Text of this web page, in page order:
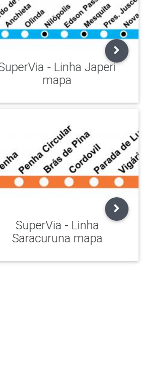
- Linha Japeri
mapa
SuperVia - Linha
Saracuruna mapa